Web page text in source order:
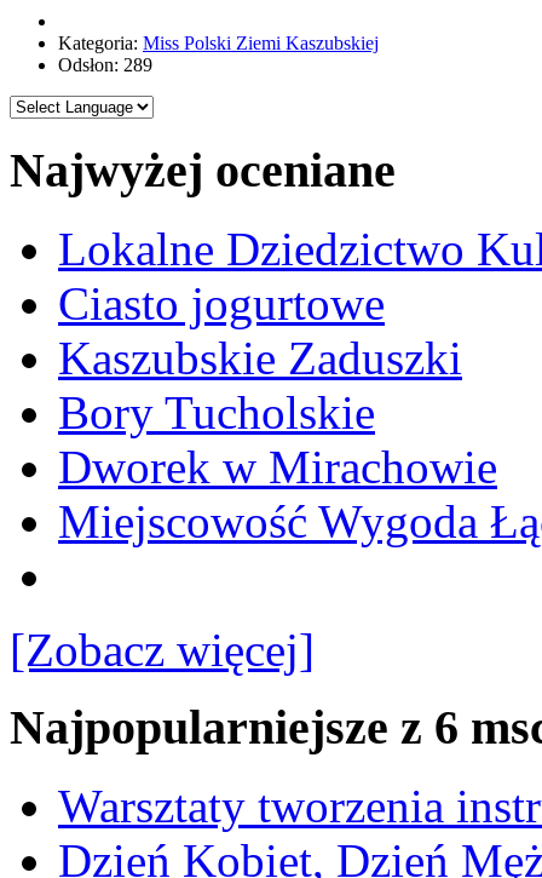
Kategoria: Miss Polski Ziemi Kaszubskiej
Odsłon: 289
Najwyżej oceniane
Lokalne Dziedzictwo
Ciasto jogurtowe
Kaszubskie Zaduszki
Bory Tucholskie
Dworek w Mirachowie
Miejscowość Wygoda
[Zobacz więcej]
Najpopularniejsze z 6
Warsztaty tworzenia
Dzień Kobiet, Dzień